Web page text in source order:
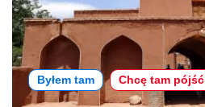
Byłem tam Chcę tam pójść